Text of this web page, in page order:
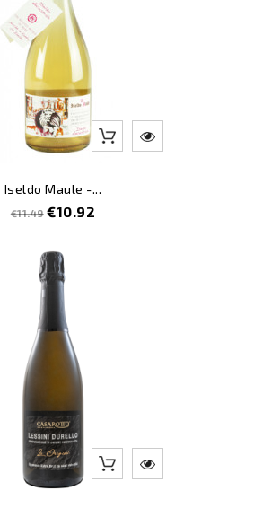
Iseldo Maule -...
Regular
€11.49 Price
€10.92